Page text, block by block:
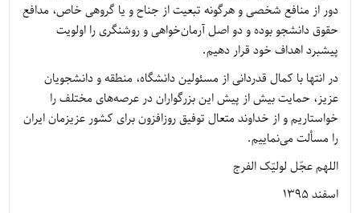
دور از منافع شخصی و هرگونه تبعیت از جناح و یا گروهی خاص، مدافع
حقوق دانشجو بوده و دو اصل آرمان‌خواهی و روشنگری را اولویت
پیشبرد اهداف خود قرار دهیم.
در انتها با کمال قدردانی از مسئولین دانشگاه، منطقه و دانشجویان
عزیز، حمایت بیش از پیش این بزرگواران در عرصه‌های مختلف را
خواستاریم و از خداوند متعال توفیق روزافزون برای کشور عزیزمان ایران
را مسألت می‌نماییم.
اللهم عجّل لولیّک الفرج
اسفند 1395